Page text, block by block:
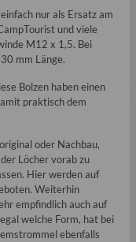
nur als Ersatz am
und viele
M12 x 1,5. Bei
mm Länge.
Bolzen haben einen
praktisch dem
oder Nachbau,
Löcher vorab zu
Hier werden auf
Weiterhin
empfindlich auch auf
welche Form, hat bei
ebenfalls